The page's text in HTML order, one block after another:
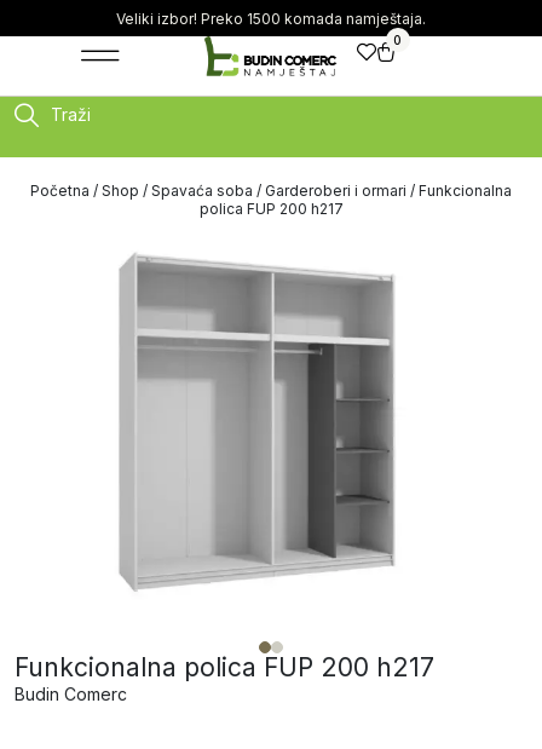
Veliki izbor! Preko 1500 komada namještaja.
0
Traži
Početna / Shop / Spavaća soba / Garderoberi i ormari / Funkcionalna
polica FUP 200 h217
Funkcionalna polica FUP 200 h217
Budin Comerc